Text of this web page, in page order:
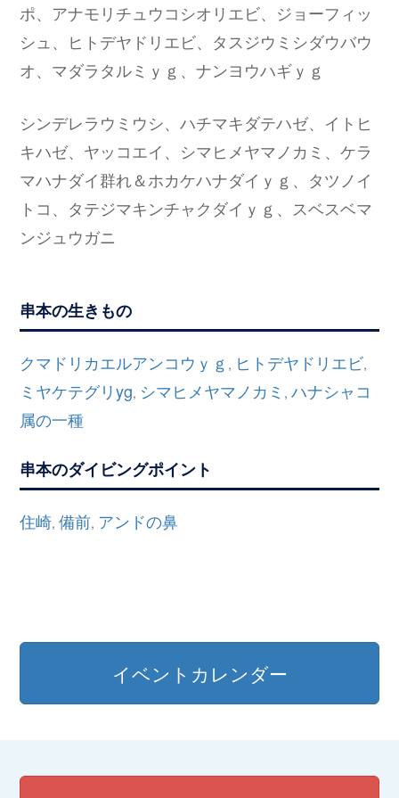
ポ、アナモリチュウコシオリエビ、ジョーフィッ
シュ、ヒトデヤドリエビ、タスジウミシダウバウ
オ、マダラタルミｙｇ、ナンヨウハギｙｇ
シンデレラウミウシ、ハチマキダテハゼ、イトヒ
キハゼ、ヤッコエイ、シマヒメヤマノカミ、ケラ
マハナダイ群れ＆ホカケハナダイｙｇ、タツノイ
トコ、タテジマキンチャクダイｙｇ、スベスベマ
ンジュウガニ
串本の生きもの
クマドリカエルアンコウｙｇ , ヒトデヤドリエビ,
ミヤケテグリyg, シマヒメヤマノカミ ,ハナシャコ
属の一種
串本のダイビングポイント
住崎,備前, アンドの鼻
イベントカレンダー